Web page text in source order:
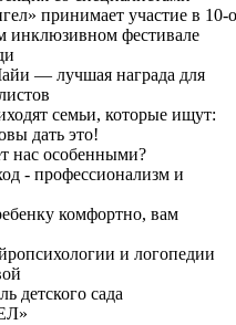
принимает участие в 10-
инклюзивном фестивале
— лучшая награда для
семьи, которые ищут:
дать это!
нас особенными?
- профессионализм и
комфортно, вам
и логопедии
детского сада